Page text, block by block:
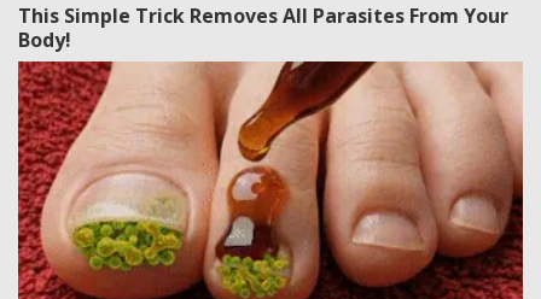
This Simple Trick Removes All Parasites From Your
Body!